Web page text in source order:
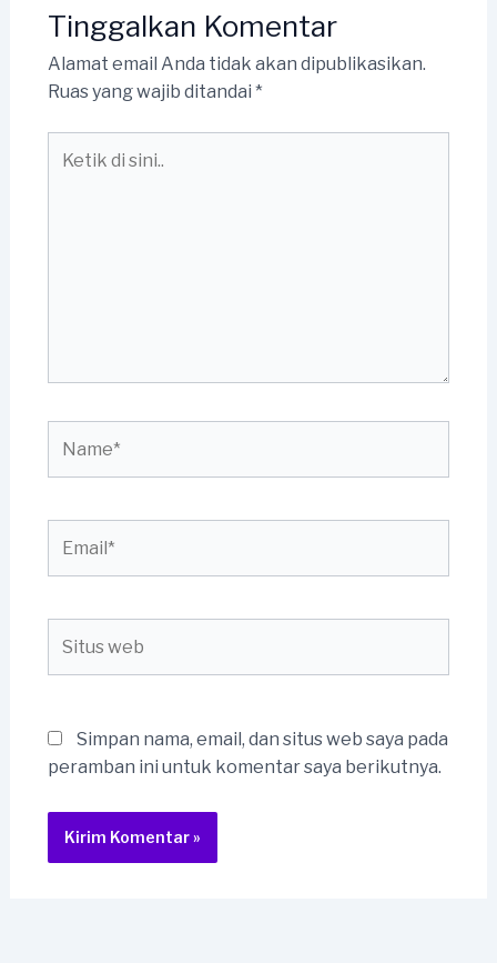
Tinggalkan Komentar
Alamat email Anda tidak akan dipublikasikan.
Ruas yang wajib ditandai *
web
Simpan nama, email, dan situs web saya pada
peramban ini untuk komentar saya berikutnya.